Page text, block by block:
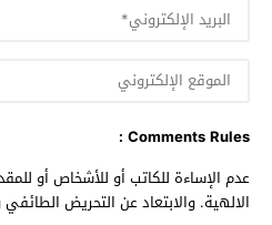
Comments Rules :
عدم الإساءة للكاتب أو للأشخاص أو
الالهية. والابتعاد عن التحريض